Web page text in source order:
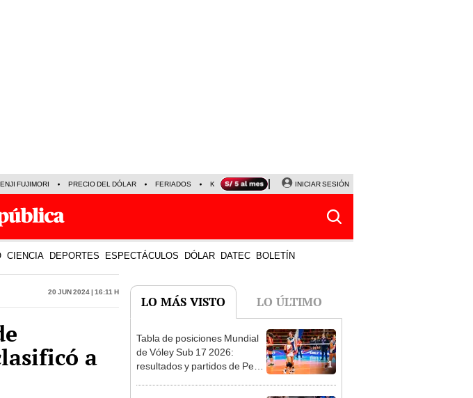
FUJIMORI PRECIO DEL DÓLAR FERIADOS KEIKO FUJIMORI NALDY SALDAÑA
INICIAR SESIÓN
CIENCIA DEPORTES ESPECTÁCULOS DÓLAR DATEC BOLETÍN
20 Jun 2024 | 16:11 h
a
LO MÁS VISTO LO ÚLTIMO
1
Tabla de posiciones Mundial
de Vóley Sub 17 2026:
resultados y partidos de Perú